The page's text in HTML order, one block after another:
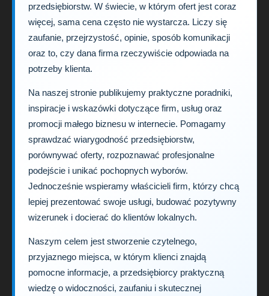
przedsiębiorstw. W świecie, w którym ofert jest coraz
więcej, sama cena często nie wystarcza. Liczy się
zaufanie, przejrzystość, opinie, sposób komunikacji
oraz to, czy dana firma rzeczywiście odpowiada na
potrzeby klienta.
Na naszej stronie publikujemy praktyczne poradniki,
inspiracje i wskazówki dotyczące firm, usług oraz
promocji małego biznesu w internecie. Pomagamy
sprawdzać wiarygodność przedsiębiorstw,
porównywać oferty, rozpoznawać profesjonalne
podejście i unikać pochopnych wyborów.
Jednocześnie wspieramy właścicieli firm, którzy chcą
lepiej prezentować swoje usługi, budować pozytywny
wizerunek i docierać do klientów lokalnych.
Naszym celem jest stworzenie czytelnego,
przyjaznego miejsca, w którym klienci znajdą
pomocne informacje, a przedsiębiorcy praktyczną
wiedzę o widoczności, zaufaniu i skutecznej